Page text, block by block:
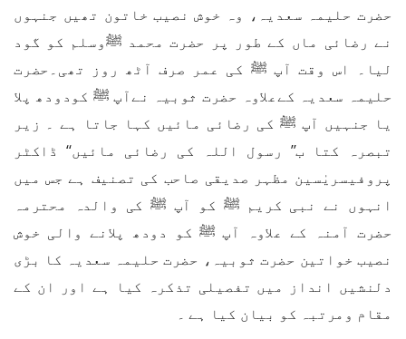
حضرت حلیمہ سعدیہ، وہ خوش نصیب خاتون تھیں جنہوں
نے رضائی ماں کے طور پر حضرت محمد ﷺوسلم کو گود
لیا۔ اس وقت آپ ﷺ کی عمر صرف آٹھ روز تھی۔حضرت
حلیمہ سعدیہ کےعلاوہ حضرت ثوبیہ نےآپ ﷺ کودودھ پلا
یا جنہیں آپ ﷺ کی رضائی مائیں کہا جاتا ہے ۔ زیر
تبصرہ کتا ب’’ رسول اللہ کی رضائی مائیں‘‘ ڈاکٹر
پروفیسریٰسین مظہر صدیقی صاحب کی تصنیف ہے جس میں
انہوں نے نبی کریم ﷺ کو آپ ﷺ کی والدہ محترمہ
حضرت آمنہ کے علاوہ آپ ﷺ کو دودھ پلانے والی خوش
نصیب خواتین حضرت ثوبیہ، حضرت حلیمہ سعدیہ کا بڑی
دلنشیں انداز میں تفصیلی تذکرہ کیا ہے اور ان کے
مقام ومرتبہ کو بیان کیا ہے ۔